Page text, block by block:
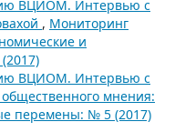
ВЦИОМ. Интервью с
, Мониторинг
и
ВЦИОМ. Интервью с
мнения:
перемены: № 5 (2017)